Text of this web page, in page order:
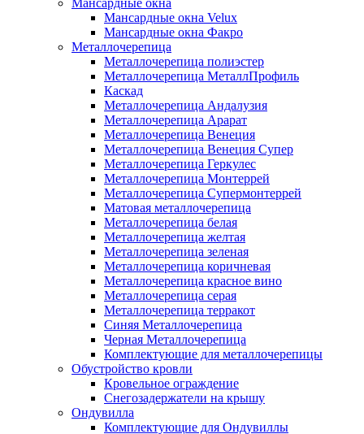
Мансардные окна
Мансардные окна Velux
Мансардные окна Факро
Металлочерепица
Металлочерепица полиэстер
Металлочерепица МеталлПрофиль
Каскад
Металлочерепица Андалузия
Металлочерепица Арарат
Металлочерепица Венеция
Металлочерепица Венеция Супер
Металлочерепица Геркулес
Металлочерепица Монтеррей
Металлочерепица Супермонтеррей
Матовая металлочерепица
Металлочерепица белая
Металлочерепица желтая
Металлочерепица зеленая
Металлочерепица коричневая
Металлочерепица красное вино
Металлочерепица серая
Металлочерепица терракот
Синяя Металлочерепица
Черная Металлочерепица
Комплектующие для металлочерепицы
Обустройство кровли
Кровельное ограждение
Снегозадержатели на крышу
Ондувилла
Комплектующие для Ондувиллы